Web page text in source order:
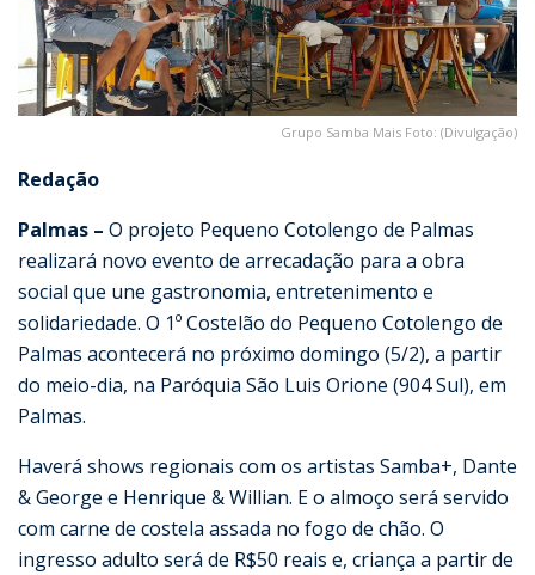
Grupo Samba Mais Foto: (Divulgação)
Redação
Palmas – O projeto Pequeno Cotolengo de Palmas
realizará novo evento de arrecadação para a obra
social que une gastronomia, entretenimento e
solidariedade. O 1º Costelão do Pequeno Cotolengo de
Palmas acontecerá no próximo domingo (5/2), a partir
do meio-dia, na Paróquia São Luis Orione (904 Sul), em
Palmas.
Haverá shows regionais com os artistas Samba+, Dante
& George e Henrique & Willian. E o almoço será servido
com carne de costela assada no fogo de chão. O
ingresso adulto será de R$50 reais e, criança a partir de